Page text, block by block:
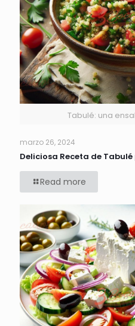
Tabulé: una
marzo 26, 2024
Deliciosa Receta de
Read more